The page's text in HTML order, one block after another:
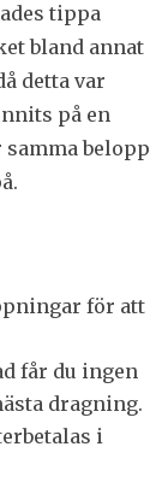
tippa
bland annat
detta var
på en
belopp
för att
får du ingen
dragning.
i